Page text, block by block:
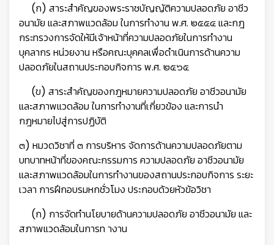
(ก) สาระสำคัญของพระราชบัญญัติความปลอดภัย อาชีว
อนามัย และสภาพแวดล้อม ในการทำงาน พ.ศ. ๒๕๕๔ และกฎ
กระทรวงการจัดให้มีเจ้าหน้าที่ความปลอดภัยในการทำงาน
บุคลากร หน่วยงาน หรือคณะบุคคลเพื่อดำเนินการด้านความ
ปลอดภัยในสถานประกอบกิจการ พ.ศ. ๒๕๖๕
(ข) สาระสำคัญของกฎหมายความปลอดภัย อาชีวอนามัย
และสภาพแวดล้อม ในการทำงานที่เกี่ยวข้อง และการนำ
กฎหมายไปสู่การปฏิบัติ
๓) หมวดวิชาที่ ๓ การบริหาร จัดการด้านความปลอดภัยตาม
บทบาทหน้าที่ของคณะกรรมการ ความปลอดภัย อาชีวอนามัย
และสภาพแวดล้อมในการทำงานของสถานประกอบกิจการ ระยะ
เวลา การฝึกอบรมหกชั่วโมง ประกอบด้วยหัวข้อวิชา
(ก) การจัดทำนโยบายด้านความปลอดภัย อาชีวอนามัย และ
สภาพแวดล้อมในการท างาน